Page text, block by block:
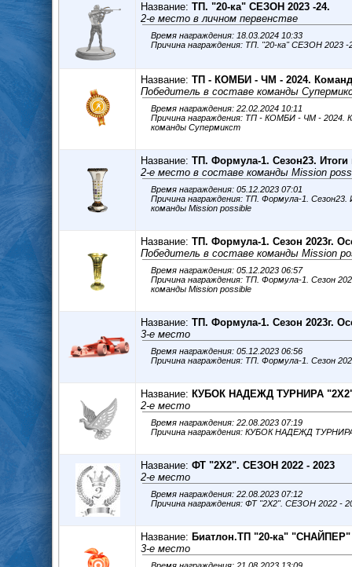
Название: ТП. "20-ка" СЕЗОН 2023 -24.
2-е место в личном первенстве
Время награждения: 18.03.2024 10:33
Название: ТП - КОМБИ - ЧМ - 2024.
Победитель в составе команды
Время награждения: 22.02.2024 10:11
Причина награждения: ТП - КОМБИ - ЧМ - 2024. Командное п-во
команды Супермикст
Название: ТП. Формула-1. Сезон23. Итоги
2-е место в составе команды Mission
Время награждения: 05.12.2023 07:01
Причина награждения: ТП. Формула-1. Сезон23. Итоги года 2-е
команды Mission possible
Название: ТП. Формула-1. Сезон 2023г.
Победитель в составе команды Mission
Время награждения: 05.12.2023 06:57
Причина награждения: ТП. Формула-1. Сезон 2023г. Осень
команды Mission possible
Название: ТП. Формула-1. Сезон 2023г.
3-е место
Время награждения: 05.12.2023 06:56
Название: КУБОК НАДЕЖД ТУРНИРА
2-е место
Время награждения: 22.08.2023 07:19
Название: ФТ "2Х2". СЕЗОН 2022 - 2023
2-е место
Время награждения: 22.08.2023 07:12
Название: Биатлон.ТП "20-ка" "СНАЙПЕР"
3-е место